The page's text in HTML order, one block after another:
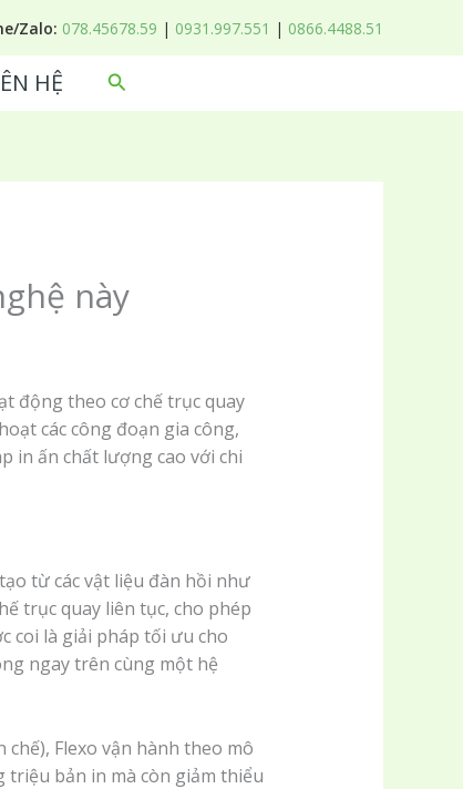
Zalo: 078.45678.59 | 0931.997.551 | 0866.4488.51
HỆ
Tìm
kiếm
này
động theo cơ chế trục quay
các công đoạn gia công,
in ấn chất lượng cao với chi
từ các vật liệu đàn hồi như
trục quay liên tục, cho phép
coi là giải pháp tối ưu cho
ngay trên cùng một hệ
Flexo vận hành theo mô
triệu bản in mà còn giảm thiểu